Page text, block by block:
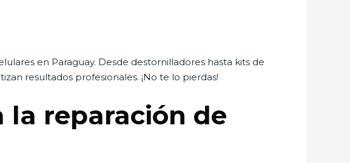
en Paraguay. Desde destornilladores hasta kits de
resultados profesionales. ¡No te lo pierdas!
la reparación de